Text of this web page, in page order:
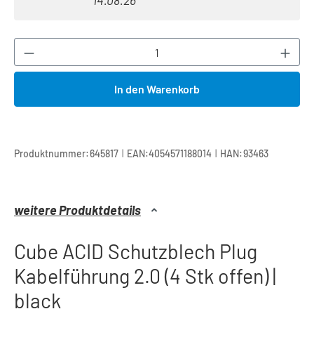
Produkt Anzahl: Gib den gewünschten
In den Warenkorb
Produktnummer:645817 | EAN:4054571188014 | HAN:93463
weitere Produktdetails
Cube ACID Schutzblech Plug
Kabelführung 2.0 (4 Stk offen) |
black